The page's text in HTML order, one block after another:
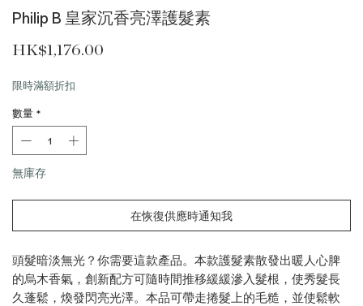
Philip B 皇家沉香亮澤護髮素
HK$1,176.00
限時滿額折扣
數量 *
無庫存
在恢復供應時通知我
頭髮暗淡無光？你需要這款產品。本款護髮素散發出暖人心脾
的烏木香氣，創新配方可隨時間推移緩緩滲入髮根，使秀髮長
久蓬鬆，煥發閃亮光澤。本品可帶走捲髮上的毛糙，並使鬆軟